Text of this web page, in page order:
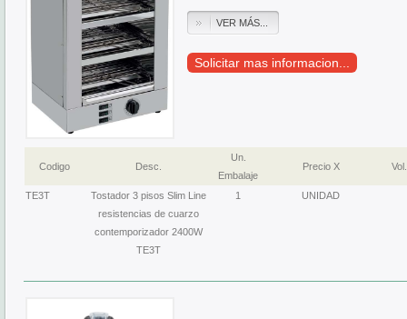
VER MÁS...
Solicitar mas informacion...
Codigo Desc.
Un.
Embalaje
Precio X Vol.
TE3T
Tostador 3 pisos Slim Line
resistencias de cuarzo
contemporizador 2400W
TE3T
1 UNIDAD